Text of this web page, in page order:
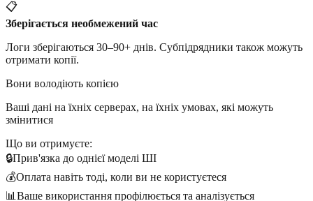
📋
Зберігається необмежений час
Логи зберігаються 30–90+ днів. Субпідрядники також можуть
отримати копії.
Вони володіють копією
Ваші дані на їхніх серверах, на їхніх умовах, які можуть
змінитися
Що ви отримуєте:
🔒Прив'язка до однієї моделі ШІ
💰Оплата навіть тоді, коли ви не користуєтеся
📊 Ваше використання профілюється та аналізується